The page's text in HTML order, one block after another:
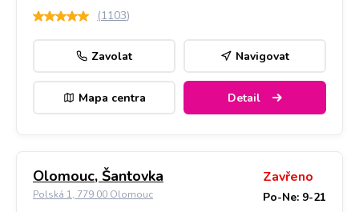
(1103)
Zavolat Navigovat
Mapa centra Detail
Olomouc, Šantovka
Polská 1, 779 00 Olomouc
Zavřeno
Po-Ne: 9-21